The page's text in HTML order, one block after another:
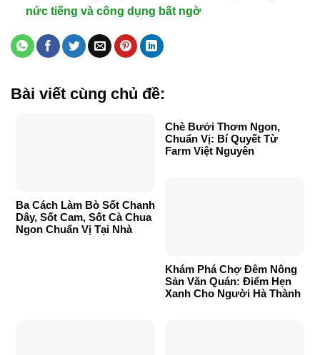
nức tiếng và công dụng bất ngờ
Bài viết cùng chủ đề:
Ba Cách Làm Bò Sốt Chanh
Dây, Sốt Cam, Sốt Cà Chua
Ngon Chuẩn Vị Tại Nhà
Chè Bưởi Thơm Ngon,
Chuẩn Vị: Bí Quyết Từ
Farm Việt Nguyên
Khám Phá Chợ Đêm Nông
Sản Văn Quán: Điểm Hẹn
Xanh Cho Người Hà Thành